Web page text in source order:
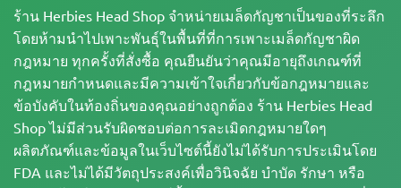
ร้าน Herbies Head Shop จำหน่ายเมล็ดกัญชาเป็นของที่ระลึก
โดยห้ามนำไปเพาะพันธุ์ในพื้นที่ที่การเพาะเมล็ดกัญชาผิด
กฎหมาย ทุกครั้งที่สั่งซื้อ คุณยืนยันว่าคุณมีอายุถึงเกณฑ์ที่
กฎหมายกำหนดและมีความเข้าใจเกี่ยวกับข้อกฎหมายและ
ข้อบังคับในท้องถิ่นของคุณอย่างถูกต้อง ร้าน Herbies Head
Shop ไม่มีส่วนรับผิดชอบต่อการละเมิดกฎหมายใดๆ
ผลิตภัณฑ์และข้อมูลในเว็บไซต์นี้ยังไม่ได้รับการประเมินโดย
FDA และไม่ได้มีวัตถุประสงค์เพื่อวินิจฉัย บำบัด รักษา หรือ